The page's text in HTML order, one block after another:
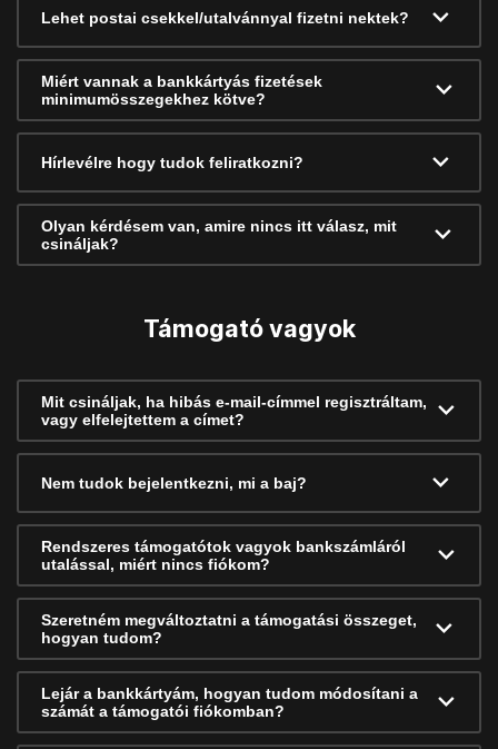
Lehet postai csekkel/utalvánnyal fizetni nektek?
Miért vannak a bankkártyás fizetések
minimumösszegekhez kötve?
Hírlevélre hogy tudok feliratkozni?
Olyan kérdésem van, amire nincs itt válasz, mit
csináljak?
Támogató vagyok
Mit csináljak, ha hibás e-mail-címmel regisztráltam,
vagy elfelejtettem a címet?
Nem tudok bejelentkezni, mi a baj?
Rendszeres támogatótok vagyok bankszámláról
utalással, miért nincs fiókom?
Szeretném megváltoztatni a támogatási összeget,
hogyan tudom?
Lejár a bankkártyám, hogyan tudom módosítani a
számát a támogatói fiókomban?